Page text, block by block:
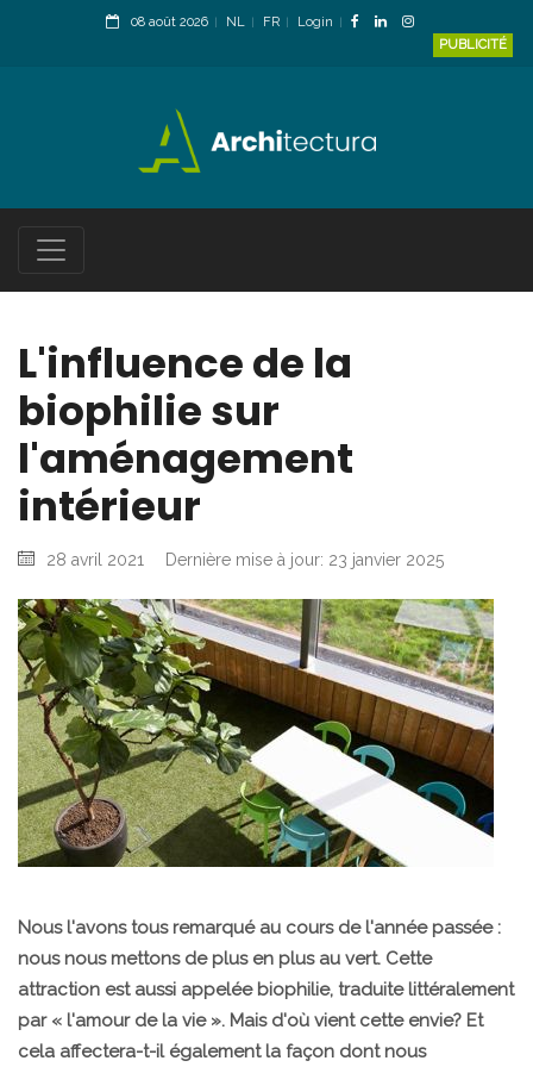
08 août 2026 NL FR
Login
PUBLICITÉ
L'influence de la
biophilie sur
l'aménagement
intérieur
28 avril 2021 Dernière mise à jour: 23 janvier 2025
Nous l'avons tous remarqué au cours de l'année passée :
nous nous mettons de plus en plus au vert. Cette
attraction est aussi appelée biophilie, traduite littéralement
par « l'amour de la vie ». Mais d'où vient cette envie? Et
cela affectera-t-il également la façon dont nous